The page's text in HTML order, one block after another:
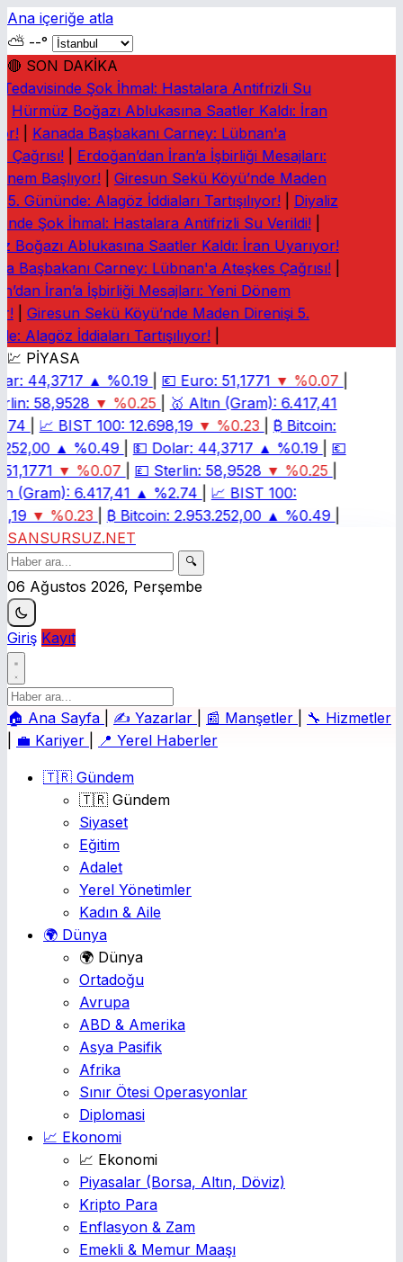
Ana içeriğe atla
⛅ --°
🔴 SON DAKİKA
Şok İhmal: Hastalara Antifrizli Su
Hürmüz Boğazı Ablukasına Saatler Kaldı: İran
|
Kanada Başbakanı Carney: Lübnan'a
|
Erdoğan’dan İran’a İşbirliği Mesajları:
Başlıyor! |
Giresun Sekü Köyü’nde Maden
Gününde: Alagöz İddiaları Tartışılıyor! |
Diyaliz
Şok İhmal: Hastalara Antifrizli Su Verildi! |
Ablukasına Saatler Kaldı: İran Uyarıyor!
Başbakanı Carney: Lübnan'a Ateşkes Çağrısı! |
İran’a İşbirliği Mesajları: Yeni Dönem
|
Giresun Sekü Köyü’nde Maden Direnişi 5.
Alagöz İddiaları Tartışılıyor! |
💹 PİYASA
44,3717 ▲ %0.19 | 💶 Euro: 51,1771 ▼ %0.07 |
58,9528 ▼ %0.25 | 🥇 Altın (Gram): 6.417,41
| 📈 BIST 100: 12.698,19 ▼ %0.23 | ₿ Bitcoin:
▲ %0.49 | 💵 Dolar: 44,3717 ▲ %0.19 |
💶
▼ %0.07 | 💷 Sterlin: 58,9528 ▼ %0.25 |
(Gram): 6.417,41 ▲ %2.74 | 📈 BIST 100:
▼ %0.23 | ₿ Bitcoin: 2.953.252,00 ▲ %0.49 |
SANSURSUZ.NET
🔍
06 Ağustos 2026, Perşembe
Giriş Kayıt
🏠 Ana Sayfa ✍️ Yazarlar 📰 Manşetler 🔧 Hizmetler
💼 Kariyer 📍 Yerel Haberler
🇹🇷 Gündem
🇹🇷 Gündem
Siyaset
Eğitim
Adalet
Yerel Yönetimler
Kadın & Aile
🌍 Dünya
🌍 Dünya
Ortadoğu
Avrupa
ABD & Amerika
Asya Pasifik
Afrika
Sınır Ötesi Operasyonlar
Diplomasi
📈 Ekonomi
📈 Ekonomi
Piyasalar (Borsa, Altın, Döviz)
Kripto Para
Enflasyon & Zam
Emekli & Memur Maaşı